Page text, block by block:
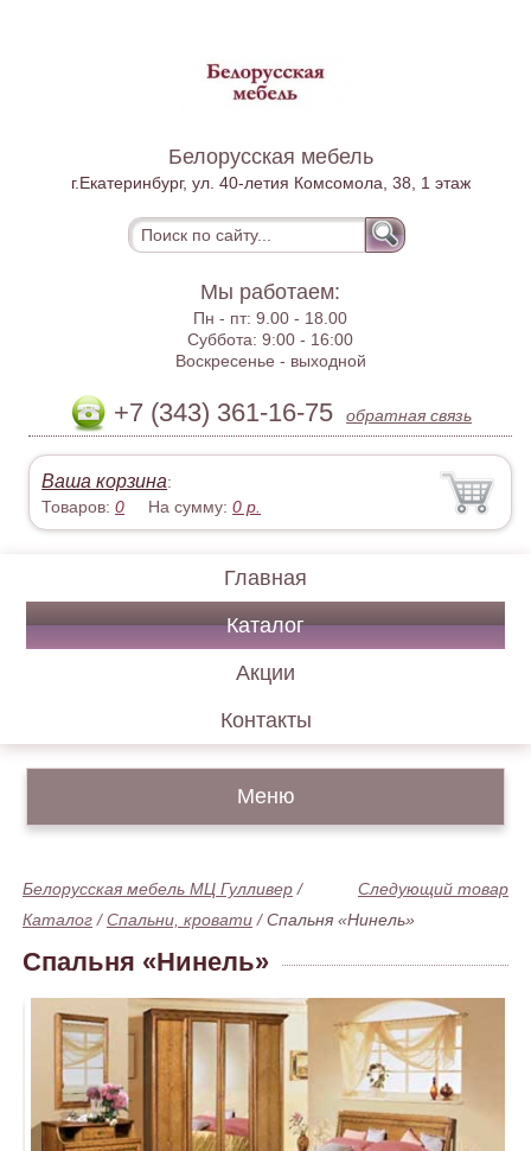
Белорусская мебель
г.Екатеринбург, ул. 40-летия Комсомола, 38, 1 этаж
Мы работаем:
Пн - пт:9.00 - 18.00
Суббота:9:00 - 16:00
Воскресенье - выходной
+7 (343) 361-16-75 обратная связь
Ваша корзина:
Товаров:0 На сумму:0 р.
Главная
Каталог
Акции
Контакты
Меню
Следующий товар
Белорусская мебель МЦ Гулливер /
Каталог /Спальни, кровати /Спальня «Нинель»
Спальня «Нинель»